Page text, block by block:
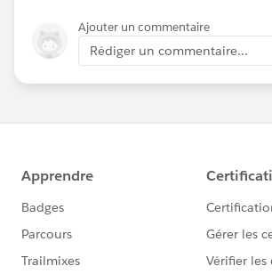
Ajouter un commentaire
Rédiger un commentaire...